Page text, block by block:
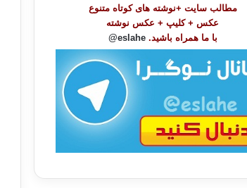
مطالب سایت +نوشته های کوتاه متنوع
عکس + کلیپ + عکس نوشته
با ما همراه باشید. eslahe@